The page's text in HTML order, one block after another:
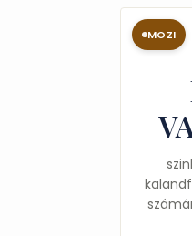
MOZI